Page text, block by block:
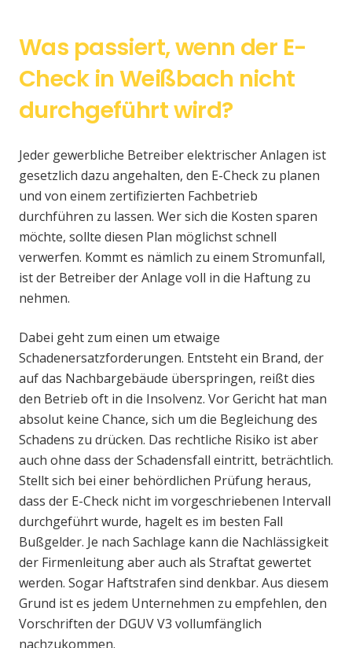
Was passiert, wenn der E-
Check in Weißbach nicht
durchgeführt wird?
Jeder gewerbliche Betreiber elektrischer Anlagen ist
gesetzlich dazu angehalten, den E-Check zu planen
und von einem zertifizierten Fachbetrieb
durchführen zu lassen. Wer sich die Kosten sparen
möchte, sollte diesen Plan möglichst schnell
verwerfen. Kommt es nämlich zu einem Stromunfall,
ist der Betreiber der Anlage voll in die Haftung zu
nehmen.
Dabei geht zum einen um etwaige
Schadenersatzforderungen. Entsteht ein Brand, der
auf das Nachbargebäude überspringen, reißt dies
den Betrieb oft in die Insolvenz. Vor Gericht hat man
absolut keine Chance, sich um die Begleichung des
Schadens zu drücken. Das rechtliche Risiko ist aber
auch ohne dass der Schadensfall eintritt, beträchtlich.
Stellt sich bei einer behördlichen Prüfung heraus,
dass der E-Check nicht im vorgeschriebenen Intervall
durchgeführt wurde, hagelt es im besten Fall
Bußgelder. Je nach Sachlage kann die Nachlässigkeit
der Firmenleitung aber auch als Straftat gewertet
werden. Sogar Haftstrafen sind denkbar. Aus diesem
Grund ist es jedem Unternehmen zu empfehlen, den
Vorschriften der DGUV V3 vollumfänglich
nachzukommen.